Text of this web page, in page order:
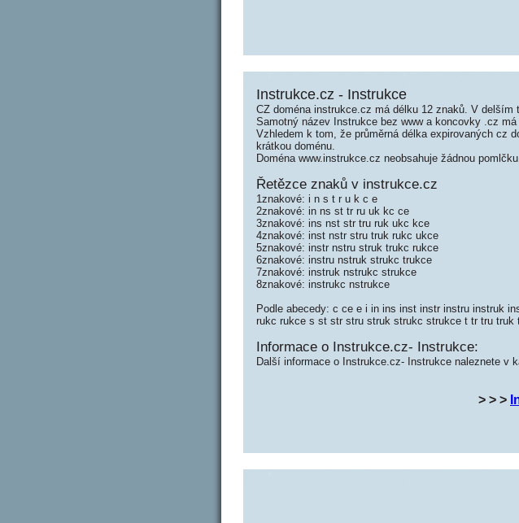
Instrukce.cz - Instrukce
CZ doména instrukce.cz má délku 12 znaků. V
Samotný název Instrukce bez www a koncovky .cz
Vzhledem k tom, že průměrná délka expirovaných cz
krátkou doménu.
Doména www.instrukce.cz neobsahuje žádnou
Řetězce znaků v instrukce.cz
1znakové: i n s t r u k c e
2znakové: in ns st tr ru uk kc ce
3znakové: ins nst str tru ruk ukc kce
4znakové: inst nstr stru truk rukc ukce
5znakové: instr nstru struk trukc rukce
6znakové: instru nstruk strukc trukce
7znakové: instruk nstrukc strukce
8znakové: instrukc nstrukce
Podle abecedy: c ce e i in ins inst instr instru instruk
rukc rukce s st str stru struk strukc strukce t tr tru truk
Informace o Instrukce.cz- Instrukce:
Další informace o Instrukce.cz- Instrukce naleznete v
> > >